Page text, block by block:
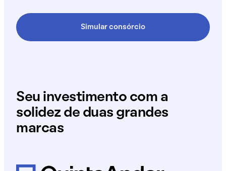
Simular consórcio
Seu investimento com a
solidez de duas grandes
marcas